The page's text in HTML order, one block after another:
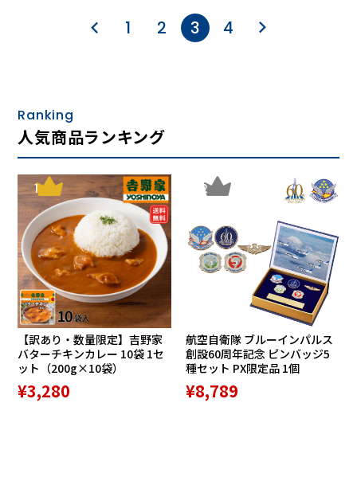
1 2 3 4
Ranking
人気商品ランキング
1
【訳あり・数量限定】吉野家
バターチキンカレー 10袋 1セ
ット（200g×10袋）
¥3,280
2
航空自衛隊 ブルーインパルス
創設60周年記念 ピンバッジ5
種セット PX限定品 1個
¥8,789